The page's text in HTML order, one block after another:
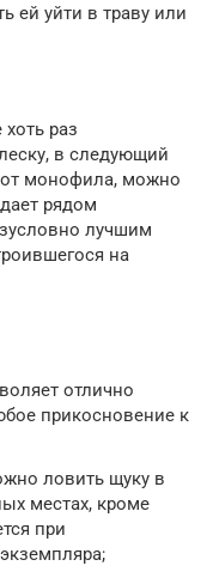
ей уйти в траву или
раз
в следующий
монофила, можно
рядом
лучшим
на
отлично
прикосновение к
ловить щуку в
местах, кроме
при